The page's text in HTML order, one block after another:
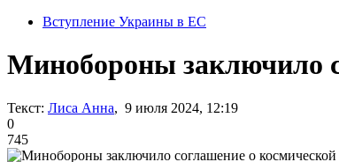
Вступление Украины в ЕС
Минобороны заключило
Текст: Лиса Анна, 9 июля 2024, 12:19
0
745